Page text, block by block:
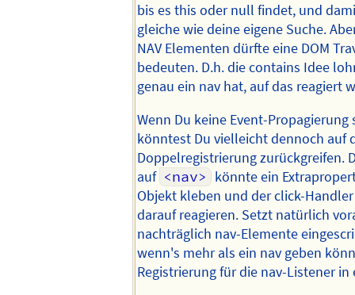
bis es this oder null findet, und
gleiche wie deine eigene Suche.
NAV Elementen dürfte eine DOM
bedeuten. D.h. die contains Idee
genau ein nav hat, auf das reagiert
Wenn Du keine Event-
könntest Du vielleicht dennoch auf
Doppelregistrierung zurückgreifen.
auf <nav> könnte ein
Objekt kleben und der click-
darauf reagieren. Setzt natürlich
nachträglich nav-Elemente
wenn's mehr als ein nav geben
Registrierung für die nav-Listener in